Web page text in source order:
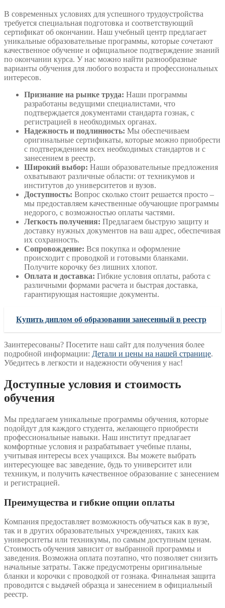
В современных условиях для успешного трудоустройства
требуется специальная подготовка и соответствующий
сертификат об окончании. Наш учебный центр предлагает
уникальные образовательные программы, которые сочетают
качественное обучение и официальное подтверждение знаний
по окончании курса. У нас можно найти разнообразные
варианты обучения для любого возраста и профессиональных
интересов.
Признание на рынке труда: Наши программы
разработаны ведущими специалистами, что
подтверждается документами стандарта гознак, с
регистрацией в необходимых органах.
Надежность и подлинность: Мы обеспечиваем
оригинальные сертификаты, которые можно приобрести
с подтверждением всех необходимых стандартов и с
занесением в реестр.
Широкий выбор: Наши образовательные предложения
охватывают различные области: от техникумов и
институтов до университетов и вузов.
Доступность: Вопрос сколько стоит решается просто –
мы предоставляем качественные обучающие программы
недорого, с возможностью оплаты частями.
Легкость получения: Предлагаем быструю защиту и
доставку нужных документов на ваш адрес, обеспечивая
их сохранность.
Сопровождение: Вся покупка и оформление
происходит с проводкой и готовыми бланками.
Получите корочку без лишних хлопот.
Оплата и доставка: Гибкие условия оплаты, работа с
различными формами расчета и быстрая доставка,
гарантирующая настоящие документы.
Купить диплом об образовании занесенный в реестр
Заинтересованы? Посетите наш сайт для получения более
подробной информации: Детали и цены на нашей странице.
Убедитесь в легкости и надежности обучения у нас!
Доступные условия и стоимость
обучения
Мы предлагаем уникальные программы обучения, которые
подойдут для каждого студента, желающего приобрести
профессиональные навыки. Наш институт предлагает
комфортные условия и разрабатывает учебные планы,
учитывая интересы всех учащихся. Вы можете выбрать
интересующее вас заведение, будь то университет или
техникум, и получить качественное образование с занесением
и регистрацией.
Преимущества и гибкие опции оплаты
Компания предоставляет возможность обучаться как в вузе,
так и в других образовательных учреждениях, таких как
университеты или техникумы, по самым доступным ценам.
Стоимость обучения зависит от выбранной программы и
заведения. Возможна оплата поэтапно, что позволяет снизить
начальные затраты. Также предусмотрены оригинальные
бланки и корочки с проводкой от гознака. Финальная защита
проводится с выдачей образца и занесением в официальный
реестр.